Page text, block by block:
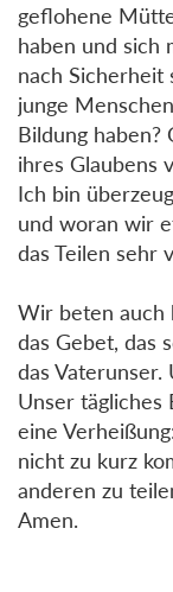
geflohene
haben und sich
nach Sicherheit
junge
Bildung
ihres Glaubens
Ich bin
und woran wir
das Teilen sehr
Wir beten auch
das Gebet, das
das
Unser
eine
nicht zu kurz
anderen zu
Amen.